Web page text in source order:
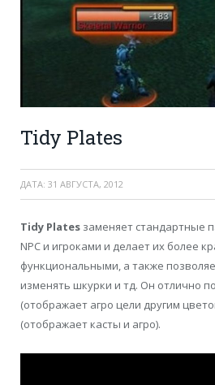
Tidy Plates
ДАТА: 31 АВГУСТА, 2012
Tidy Plates заменяет стандартные
NPC и игроками и делает их более
функциональными, а также
изменять шкурки и тд. Он отлично
(отображает агро цели другим
(отображает касты и агро).